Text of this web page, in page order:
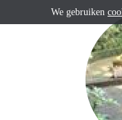
We gebruiken